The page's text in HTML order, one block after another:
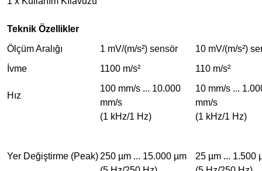
Teknik Özellikler
Ölçüm Aralığı
1 mV/(m/s²) sensör
10 mV/(m/s²)
İvme
1100 m/s² 110 m/s²
Hız
100 mm/s ... 10.000
mm/s
(1 kHz/1 Hz)
10 mm/s ...
mm/s
(1 kHz/1 Hz)
Yer Değiştirme (Peak) 250 µm ... 15.000 µm
25 µm ... 1.500